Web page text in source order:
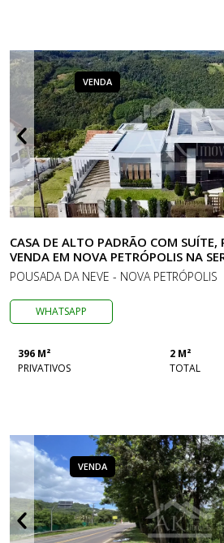
VENDA
CASA DE ALTO PADRÃO COM SUÍTE,
VENDA EM NOVA PETRÓPOLIS NA
POUSADA DA NEVE - NOVA PETRÓPOLIS
WHATSAPP
396 M²
PRIVATIVOS
2 M²
TOTAL
VENDA